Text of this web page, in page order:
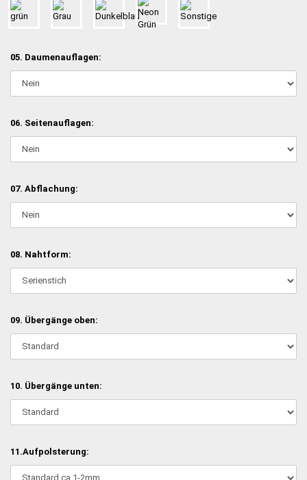
05. Daumenauflagen:
06. Seitenauflagen:
07. Abflachung:
08. Nahtform:
09. Übergänge oben:
10. Übergänge unten:
11.Aufpolsterung: